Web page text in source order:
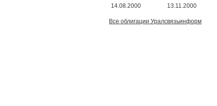
14.08.2000
13.11.2000
Все облигации Уралсвязьинформ